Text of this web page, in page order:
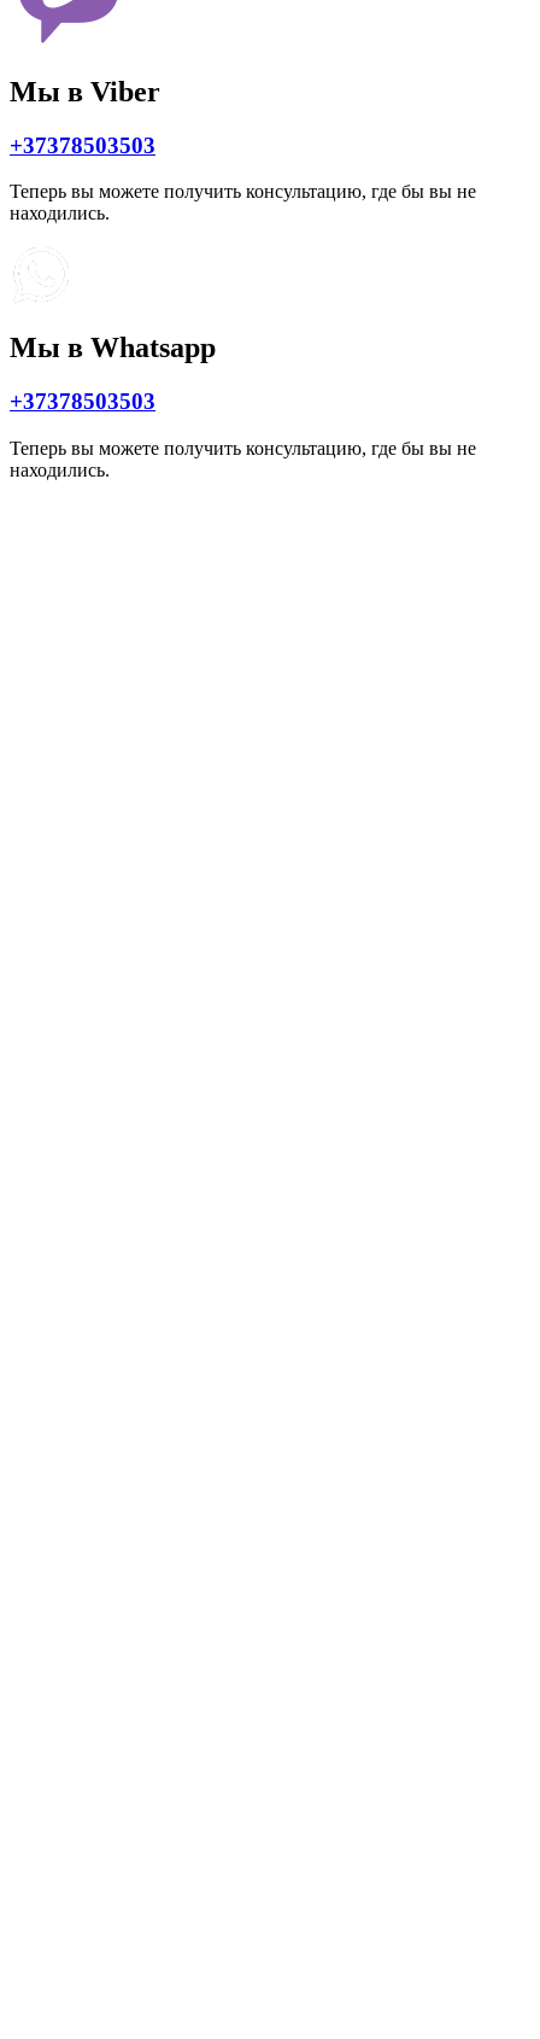
Мы в Viber
+37378503503
Теперь вы можете получить консультацию, где бы вы не
находились.
Мы в Whatsapp
+37378503503
Теперь вы можете получить консультацию, где бы вы не
находились.